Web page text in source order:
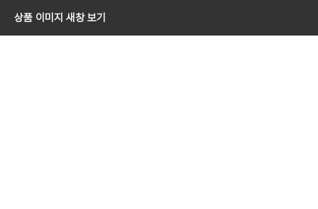
상품 이미지 새창 보기